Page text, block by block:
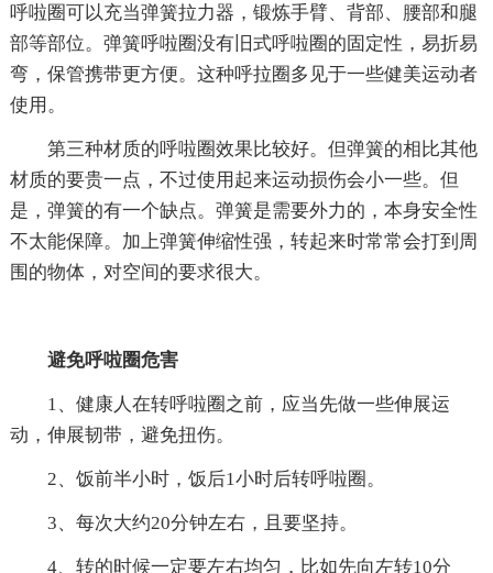
呼啦圈可以充当弹簧拉力器，锻炼手臂、背部、腰部和腿
部等部位。弹簧呼啦圈没有旧式呼啦圈的固定性，易折易
弯，保管携带更方便。这种呼拉圈多见于一些健美运动者
使用。
第三种材质的呼啦圈效果比较好。但弹簧的相比其他
材质的要贵一点，不过使用起来运动损伤会小一些。但
是，弹簧的有一个缺点。弹簧是需要外力的，本身安全性
不太能保障。加上弹簧伸缩性强，转起来时常常会打到周
围的物体，对空间的要求很大。
避免呼啦圈危害
1、健康人在转呼啦圈之前，应当先做一些伸展运
动，伸展韧带，避免扭伤。
2、饭前半小时，饭后1小时后转呼啦圈。
3、每次大约20分钟左右，且要坚持。
4、转的时候一定要左右均匀，比如先向左转10分